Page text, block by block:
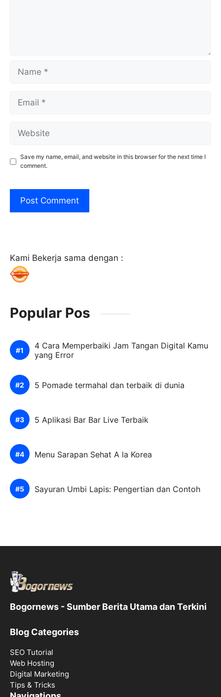
Name
Email
Website
Save my name, email, and website in this browser for the next time I
comment.
Kami Bekerja sama dengan :
Popular Pos
4 Cara Memperbaiki Jam Tangan Digital Kamu
yang Error
5 Pomade termahal dan terbaik di dunia
5 Aplikasi Bar Bar Live Terbaik
Menu Sarapan Sehat A la Korea
Sayuran Umbi Lapis: Pengertian dan Contoh
Bogornews - Sumber Berita Utama dan Terkini
Blog Categories
SEO Tutorial
Web Hosting
Digital Marketing
Tips & Tricks